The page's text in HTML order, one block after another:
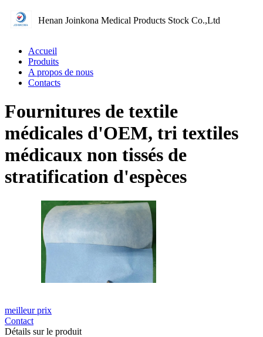
Henan Joinkona Medical Products Stock Co.,Ltd
Accueil
Produits
A propos de nous
Contacts
Fournitures de textile
médicales d'OEM, tri textiles
médicaux non tissés de
stratification d'espèces
meilleur prix
Contact
Détails sur le produit